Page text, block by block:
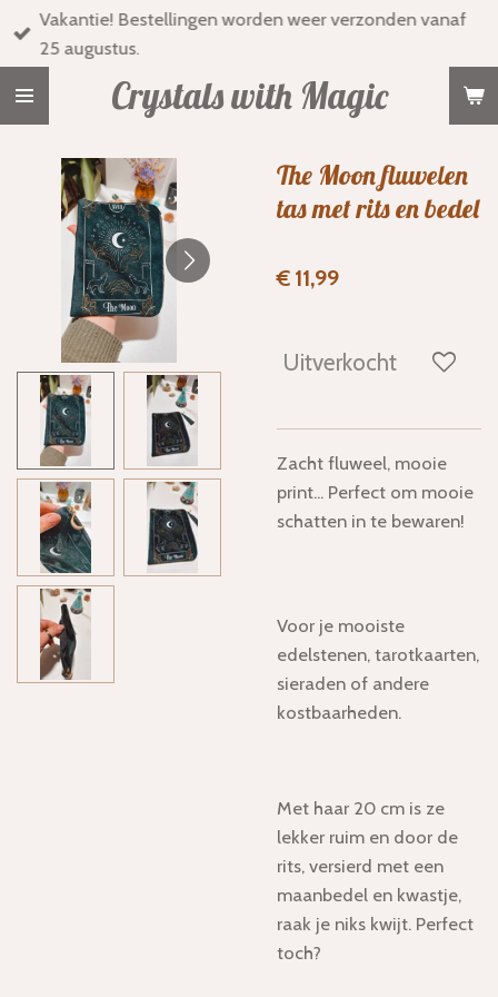
Ga
direct
Crystals with Magic
Vakantie! Bestellingen worden weer verzonden vanaf
25 augustus.
The Moon fluwelen
tas met rits en bedel
€ 11,99
Uitverkocht
Zacht fluweel, mooie
print... Perfect om mooie
schatten in te bewaren!
Voor je mooiste
edelstenen, tarotkaarten,
sieraden of andere
kostbaarheden.
Met haar 20 cm is ze
lekker ruim en door de
rits, versierd met een
maanbedel en kwastje,
raak je niks kwijt. Perfect
toch?